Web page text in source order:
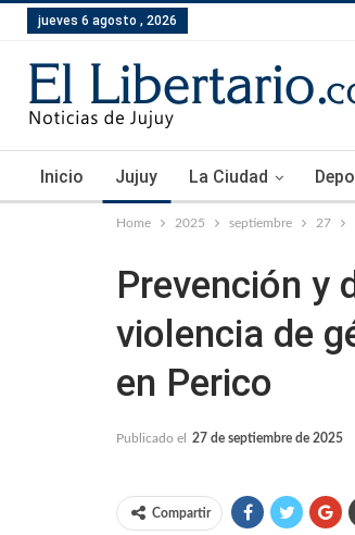
jueves 6 agosto , 2026
Inicio Jujuy La Ciudad
Home 2025 septiembre 27
Prevención y
violencia de
en Perico
Publicado el 27 de septiembre de 2025
Compartir